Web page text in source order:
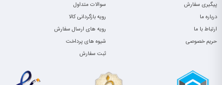
پیگیری سفارش
درباره ما
ارتباط با ما
حریم خصوصی
سوالات متداول
رویه بازگردانی کالا
رویه های ارسال سفارش
شیوه های پرداخت
ثبت سفارش